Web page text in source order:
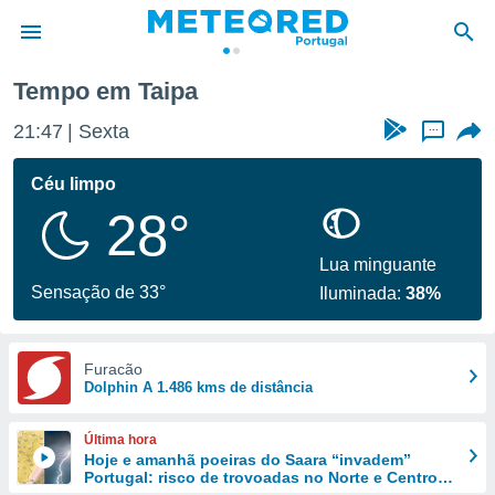
da
foi
fornecidas
a este
das
e
forma
digital
Tempo em Taipa
21:47 Sexta ...
Céu limpo
28°
Sensação de 33°
Lua minguante
Iluminada:38%
Furacão
Dolphin A 1.486 kms de distância
Última hora
Hoje e amanhã poeiras do Saara “invadem”
Portugal: risco de trovoadas no Norte e Centro